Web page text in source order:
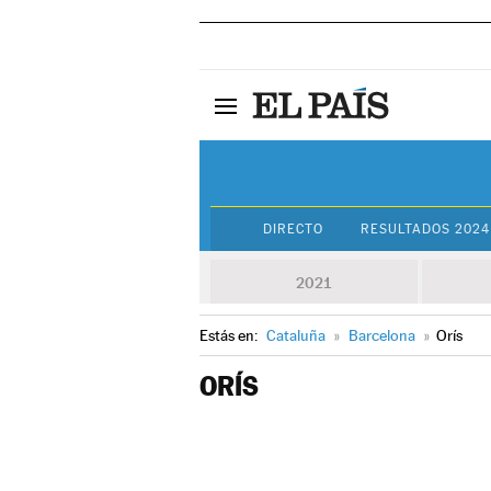
DIRECTO RESULTADOS 2024
2021
Estás en: Cataluña » Barcelona » Orís
ORÍS